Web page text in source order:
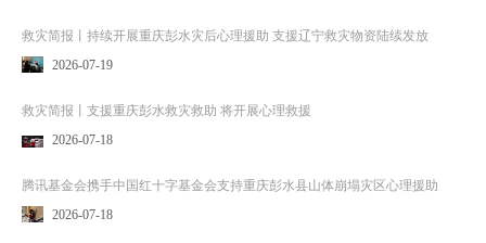
救灾简报丨持续开展重庆彭水灾后心理援助 支援辽宁救灾物资陆续发放
2026-07-19
救灾简报丨支援重庆彭水救灾救助 将开展心理救援
2026-07-18
腾讯基金会携手中国红十字基金会支持重庆彭水县山体崩塌灾区心理援助
2026-07-18